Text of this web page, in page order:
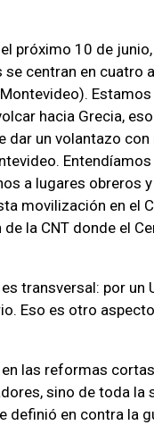
próximo 10 de
centran en cuatro
hacia Grecia,
dar un volantazo
a lugares obreros y
movilización en el
la CNT donde el
transversal: por un
Eso es otro aspecto
las reformas
sino de toda la
definió en contra la